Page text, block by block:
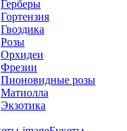
Герберы
Гортензия
Гвоздика
Розы
Орхидеи
Фрезии
Пионовидные розы
Матиолла
Экзотика